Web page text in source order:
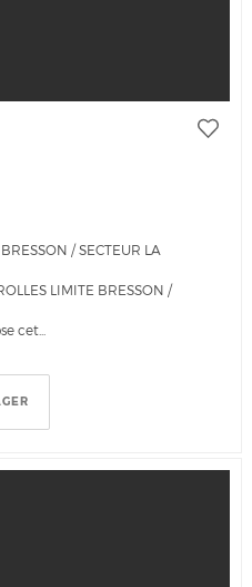
/ SECTEUR LA
LIMITE BRESSON /
cet...